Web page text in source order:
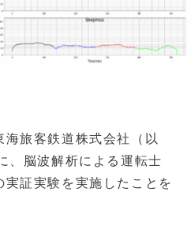
旅客鉄道株式会社（以
、脳波解析による運転士
証実験を実施したことを